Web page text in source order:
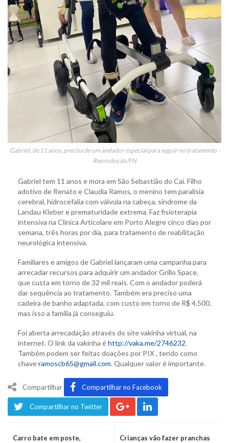
Gabriel, de 11 anos, precisa de um andador especial para seguir no tratamento -
Reprodução/FN
Gabriel tem 11 anos e mora em São Sebastião do Caí. Filho
adotivo de Renato e Claudia Ramos, o menino tem paralisia
cerebral, hidrocefalia com válvula na cabeça, síndrome da
Landau Kleber e prematuridade extrema. Faz fisioterapia
intensiva na Clínica Articolare em Porto Alegre cinco dias por
semana, três horas por dia, para tratamento de reabilitação
neurológica intensiva.
Familiares e amigos de Gabriel lançaram uma campanha para
arrecadar recursos para adquirir um andador Grillo Space,
que custa em torno de 32 mil reais. Com o andador poderá
dar sequência ao tratamento. Também era preciso uma
cadeira de banho adaptada, com custo em torno de R$ 4.500,
mas isso a família já conseguiu.
Foi aberta arrecadação através do site vakinha virtual, na
internet. O link da vakinha éhttp://vaka.me/2746232.
Também podem ser feitas doações por PIX , tendo como
chaveramoscb65@gmail.com. Qualquer valor é importante.
Compartilhar Compartilhar no Facebook
Compartilhar no Twitter
Carro bate em poste,
Crianças vão fazer pranchas